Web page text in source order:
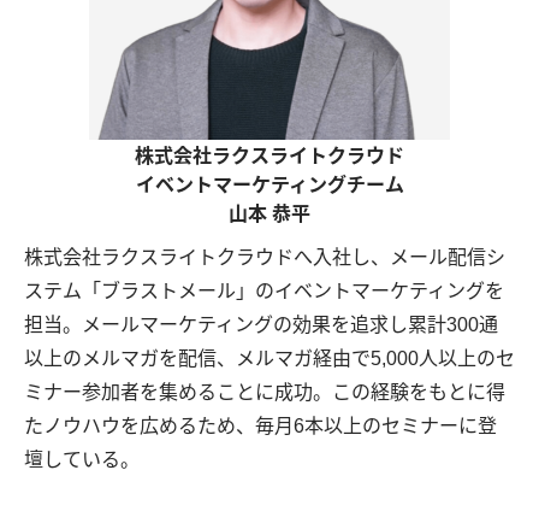
株式会社ラクスライトクラウド
イベントマーケティングチーム
山本 恭平
株式会社ラクスライトクラウドへ入社し、メール配信シ
ステム「ブラストメール」のイベントマーケティングを
担当。メールマーケティングの効果を追求し累計300通
以上のメルマガを配信、メルマガ経由で5,000人以上のセ
ミナー参加者を集めることに成功。この経験をもとに得
たノウハウを広めるため、毎月6本以上のセミナーに登
壇している。